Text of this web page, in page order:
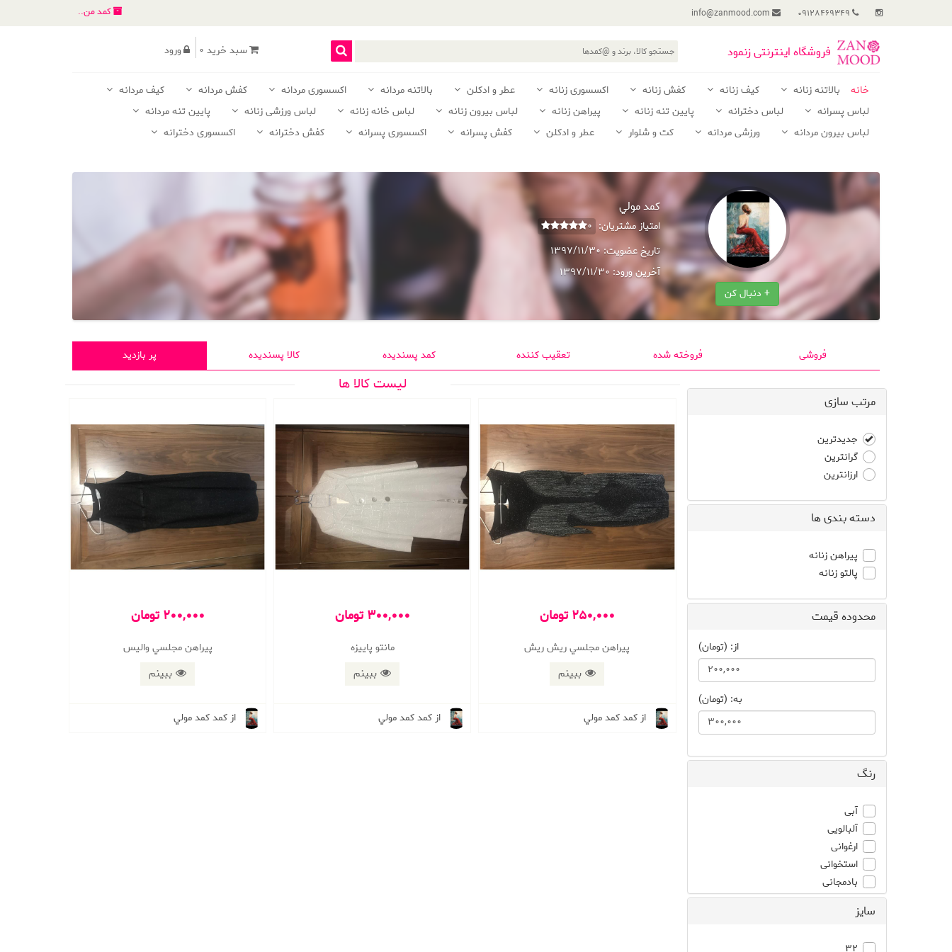
کمد من..
فروشگاه اینترنتی زنمود سبد خرید 0 ورود
خانه بالاتنه زنانه کیف زنانه کفش زنانه اکسسوری زنانه عطر و ادکلن بالاتنه مردانه اکسسوری مردانه کفش مردانه
کیف مردانه
لباس پسرانه
لباس دخترانه پایین تنه زنانه پیراهن زنانه لباس بیرون زنانه لباس خانه زنانه لباس ورزشی زنانه
پایین تنه مردانه
لباس بیرون مردانه
ورزشی مردانه کت و شلوار عطر و ادکلن کفش پسرانه اکسسوری پسرانه کفش دخترانه اکسسوری دخترانه
+ دنبال کن
كمد مولي
امتیاز مشتریان: 0
تاریخ عضویت:1397/11/30
آخرین ورود:1397/11/30
فروشی فروخته شده تعقیب کننده کمد پسندیده کالا پسندیده پر بازدید
مرتب سازی
جدیدترین
گرانترین
ارزانترین
دسته بندی ها
پیراهن زنانه
پالتو زنانه
محدوده قیمت
از: (تومان)
به: (تومان)
رنگ
آبی
آلبالویی
ارغوانی
استخوانی
بادمجانی
برنز
بژسايز
32
لیست کالا ها
250,000 تومان
پيراهن مجلسي ريش ريش
ببینم
از کمد كمد مولي
300,000 تومان
مانتو پاييزه
ببینم
از کمد كمد مولي
200,000 تومان
پيراهن مجلسي واليس
ببینم
از کمد كمد مولي